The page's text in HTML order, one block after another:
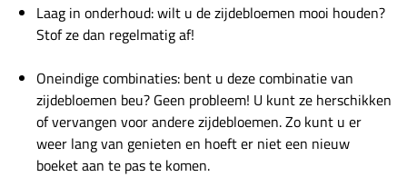
Laag in onderhoud: wilt u de zijdebloemen mooi houden?
Stof ze dan regelmatig af!
Oneindige combinaties: bent u deze combinatie van
zijdebloemen beu? Geen probleem! U kunt ze herschikken
of vervangen voor andere zijdebloemen. Zo kunt u er
weer lang van genieten en hoeft er niet een nieuw
boeket aan te pas te komen.